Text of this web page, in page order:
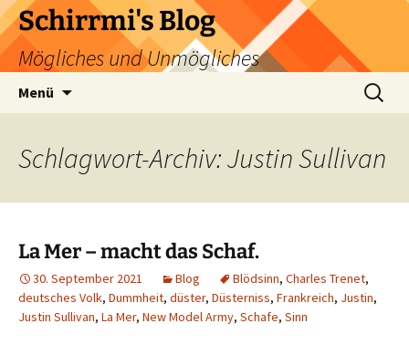
Zum
Inhalt
springen
Schirrmi's Blog
Mögliches und Unmögliches
Menü
Suchen
nach:
Schlagwort-Archiv: Justin Sullivan
La Mer – macht das Schaf.
30. September 2021 Blog Blödsinn, Charles Trenet,
deutsches Volk, Dummheit, düster, Düsterniss, Frankreich, Justin,
Justin Sullivan, La Mer, New Model Army, Schafe, Sinn